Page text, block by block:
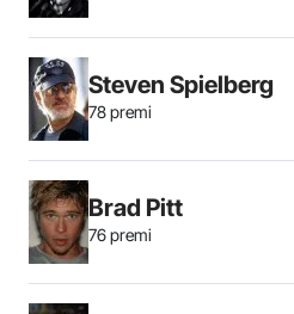
Steven Spielberg
78 premi
Brad Pitt
76 premi